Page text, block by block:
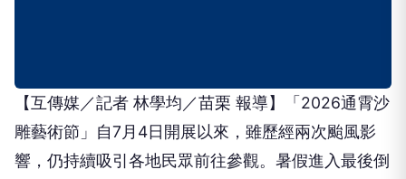
【互傳媒／記者 林學均／苗栗 報導】「2026通霄沙
雕藝術節」自7月4日開展以來，雖歷經兩次颱風影
響，仍持續吸引各地民眾前往參觀。暑假進入最後倒